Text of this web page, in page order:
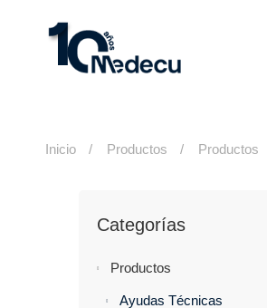
Inicio Productos Productos
Categorías
Productos
Ayudas Técnicas